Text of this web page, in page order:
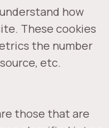
how
These cookies
the number
etc.
those that are